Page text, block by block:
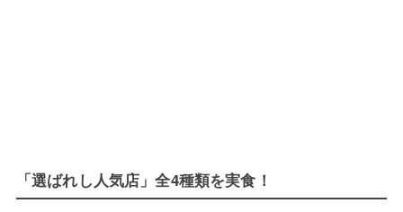
「選ばれし人気店」全4種類を実食！